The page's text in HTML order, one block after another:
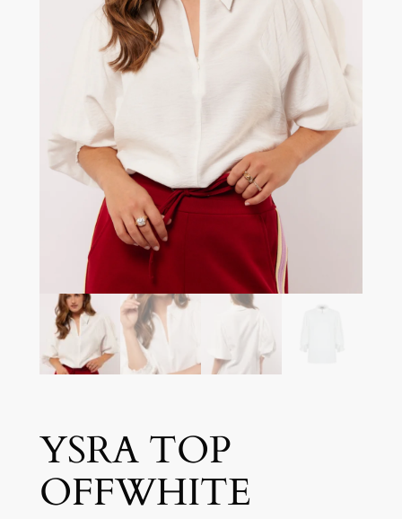
YSRA TOP
OFFWHITE